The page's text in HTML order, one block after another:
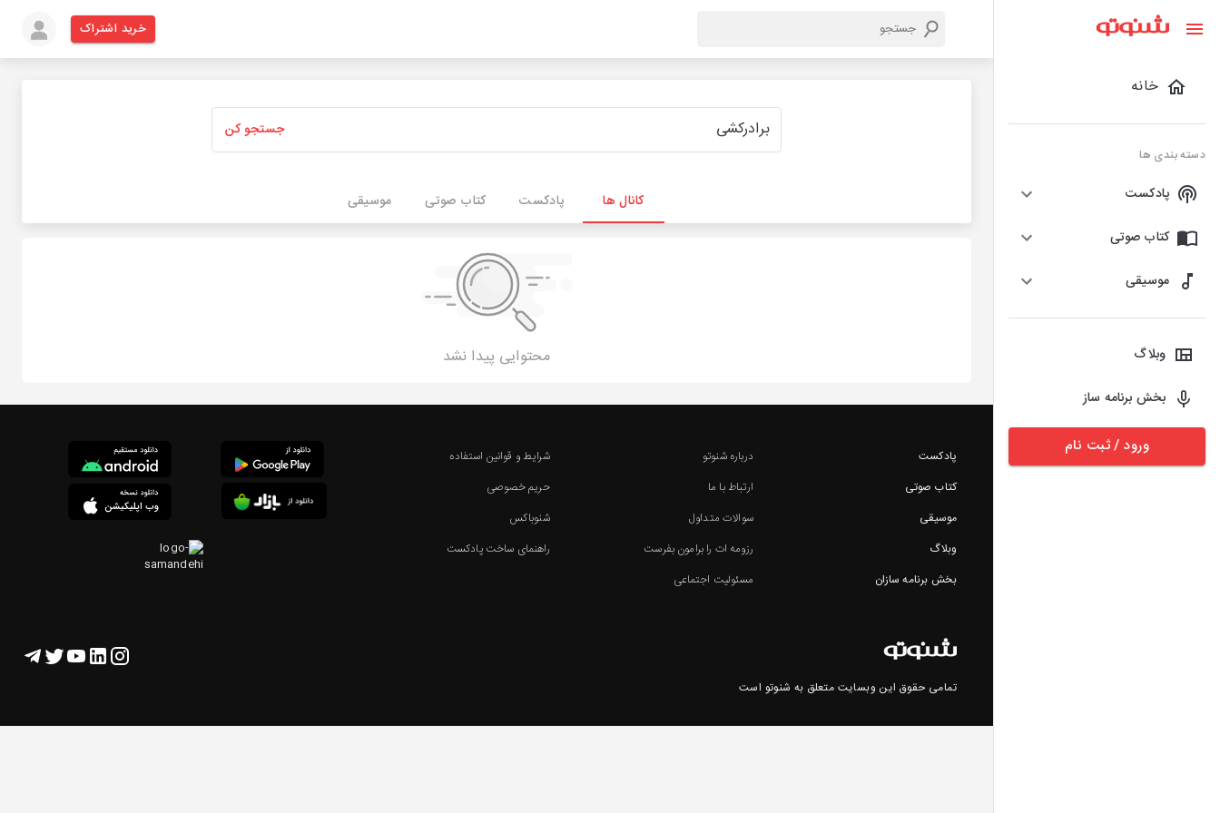
خانه
دسته بندی ها
پادکست
کتاب صوتی
موسیقی
وبلاگ
بخش برنامه ساز
ورود / ثبت نام
خرید اشتراک
جستجو کن
کانال ها پادکست کتاب صوتی موسیقی
محتوایی پیدا نشد
پادکست
کتاب صوتی
موسیقی
وبلاگ
بخش برنامه سازان
درباره شنوتو
ارتباط با ما
سوالات متداول
رزومه ات را برامون بفرست
مسئولیت اجتماعی
شرایط و قوانین استفاده
حریم خصوصی
شنوباکس
راهنمای ساخت پادکست
تمامی حقوق این وبسایت متعلق به شنوتو است